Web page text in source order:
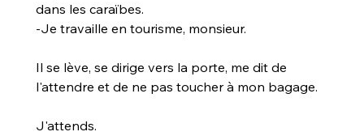
dans les caraïbes.
-Je travaille en tourisme, monsieur.
Il se lève, se dirige vers la porte, me dit de
l'attendre et de ne pas toucher à mon bagage.
J'attends.